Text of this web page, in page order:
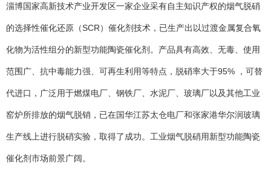
淄博国家高新技术产业开发区一家企业采有自主知识产权的烟气脱硝
的选择性催化还原（SCR）催化剂技术，已生产出以过渡金属复合氧
化物为活性组分的新型功能陶瓷催化剂。产品具有高效、无毒、使用
范围广、抗中毒能力强、可再生利用等特点，脱硝率大于95% ，可替
代进口，广泛用于燃煤电厂、钢铁厂、水泥厂、玻璃厂以及其他工业
窑炉所排放的烟气脱销，已在国华江苏太仓电厂和张家港华尔润玻璃
生产线上进行脱硝实验，取得了成功。工业烟气脱硝用新型功能陶瓷
催化剂市场前景广阔。